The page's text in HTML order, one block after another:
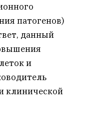
патогенов)
данный
и
клинической